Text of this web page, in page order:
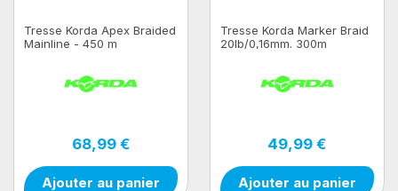
Tresse Korda Apex Braided
Mainline - 450 m
68,99 €
Ajouter au panier
Tresse Korda Marker Braid
20lb/0,16mm. 300m
49,99 €
Ajouter au panier